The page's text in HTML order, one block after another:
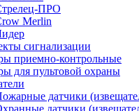
ПРО
Merlin
сигнализации
приемно-контрольные
для пультовой охраны
датчики
датчики